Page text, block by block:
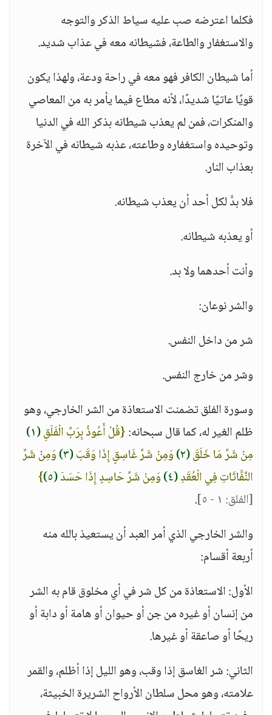
فكلما اعترضه صب عليه سياط الذكر والتوجه
والاستغفار والطاعة، فشيطانه معه في عذاب شديد.
أما شيطان الكافر فهو معه في راحة ودعة، ولهذا يكون
قويًا عاتيًا شديدًا، لأنه مطاع فيما يأمر به من المعاصي
والمنكرات، فمن لم يعذب شيطانه بذكر الله في الدنيا
وتوحيده واستغفاره وطاعته، عذبه شيطانه في الآخرة
بعذاب النار.
فلا بدَّ لكل أحد أن يعذب شيطانه.
أو يعذبه شيطانه.
وأنت أحدهما ولا بد.
والشر نوعان:
شر من داخل النفس.
وشر من خارج النفس.
وسورة الفلق تضمنت الاستعاذة من الشر الخارجي، وهو
ظلم الغير له، كما قال سبحانه:{قُلْ أَعُوذُ بِرَبِّ الْفَلَقِ(١)
مِنْ شَرِّ مَا خَلَقَ(٢) وَمِنْ شَرِّ غَاسِقٍ إِذَا وَقَبَ(٣)
وَمِنْ شَرِّ
النَّفَّاثَاتِ فِي الْعُقَدِ(٤) وَمِنْ شَرِّ حَاسِدٍ إِذَا حَسَدَ(٥) }
[الفلق: ١ - ٥]
.
والشر الخارجي الذي أمر العبد أن يستعيذ بالله منه
أربعة أقسام:
الأول: الاستعاذة من كل شر في أي مخلوق قام به الشر
من إنسان أو غيره من جن أو حيوان أو هامة أو دابة أو
ريحًا أو صاعقة أو غيرها.
الثاني: شر الغاسق إذا وقب، وهو الليل إذا أظلم، والقمر
علامته، وهو محل سلطان الأرواح الشريرة الخبيثة،